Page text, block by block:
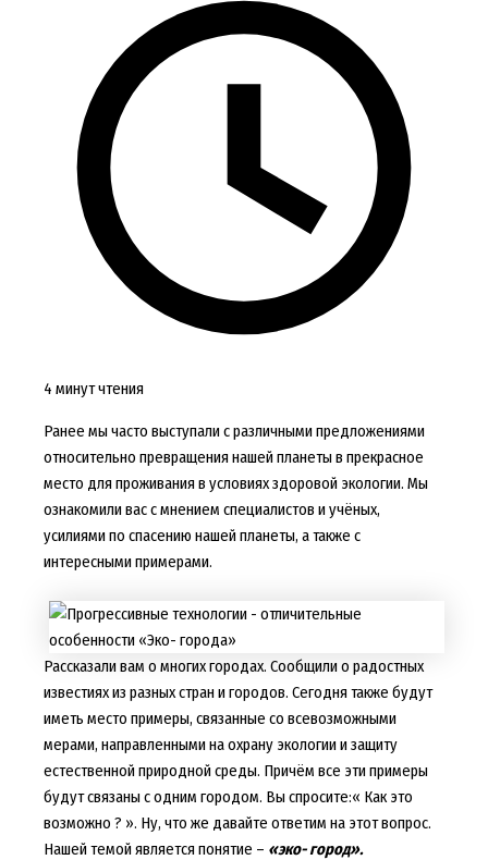
4 минут чтения
Ранее мы часто выступали с различными предложениями
относительно превращения нашей планеты в прекрасное
место для проживания в условиях здоровой экологии. Мы
ознакомили вас с мнением специалистов и учёных,
усилиями по спасению нашей планеты, а также с
интересными примерами.
Рассказали вам о многих городах. Сообщили о радостных
известиях из разных стран и городов. Сегодня также будут
иметь место примеры, связанные со всевозможными
мерами, направленными на охрану экологии и защиту
естественной природной среды. Причём все эти примеры
будут связаны с одним городом. Вы спросите:« Как это
возможно ? ». Ну, что же давайте ответим на этот вопрос.
Нашей темой является понятие – «эко- город».